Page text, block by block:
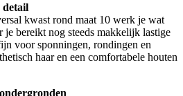
detail
kwast rond maat 10 werk je wat
je bereikt nog steeds makkelijk lastige
voor sponningen, rondingen en
haar en een comfortabele houten